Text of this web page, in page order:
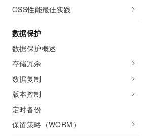
OSS性能最佳实践
数据保护
数据保护概述
存储冗余
数据复制
版本控制
定时备份
保留策略（WORM）